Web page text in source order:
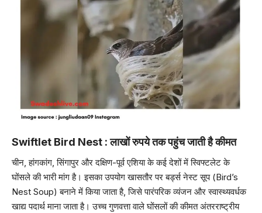
Swiftlet Bird Nest : लाखों रुपये तक पहुंच जाती है कीमत
चीन, हांगकांग, सिंगापुर और दक्षिण-पूर्व एशिया के कई देशों में स्विफ्टलेट के
घोंसले की भारी मांग है। इसका उपयोग खासतौर पर बर्ड्स नेस्ट सूप (Bird’s
Nest Soup) बनाने में किया जाता है, जिसे पारंपरिक व्यंजन और स्वास्थ्यवर्धक
खाद्य पदार्थ माना जाता है। उच्च गुणवत्ता वाले घोंसलों की कीमत अंतरराष्ट्रीय